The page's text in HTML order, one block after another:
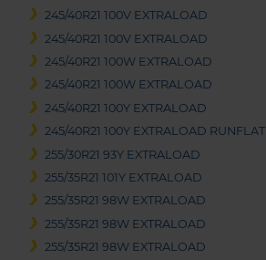
245/40R21 100V EXTRALOAD
245/40R21 100V EXTRALOAD
245/40R21 100W EXTRALOAD
245/40R21 100W EXTRALOAD
245/40R21 100Y EXTRALOAD
245/40R21 100Y EXTRALOAD RUNFLAT
255/30R21 93Y EXTRALOAD
255/35R21 101Y EXTRALOAD
255/35R21 98W EXTRALOAD
255/35R21 98W EXTRALOAD
255/35R21 98W EXTRALOAD